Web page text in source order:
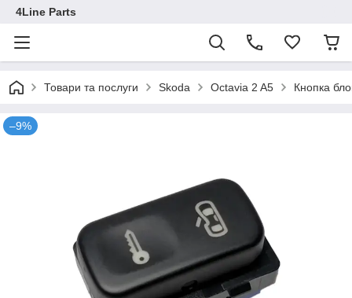
4Line Parts
Товари та послуги Skoda Octavia 2 A5 Кнопка
–9%